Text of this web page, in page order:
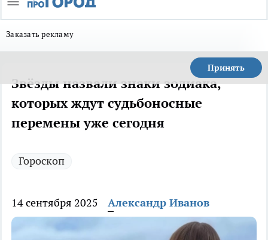
Заказать рекламу
Принять
Звёзды назвали знаки зодиака,
которых ждут судьбоносные
перемены уже сегодня
Гороскоп
14 сентября 2025 Александр Иванов